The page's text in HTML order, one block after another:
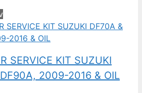
SERVICE KIT SUZUKI
2009-2016 & OIL